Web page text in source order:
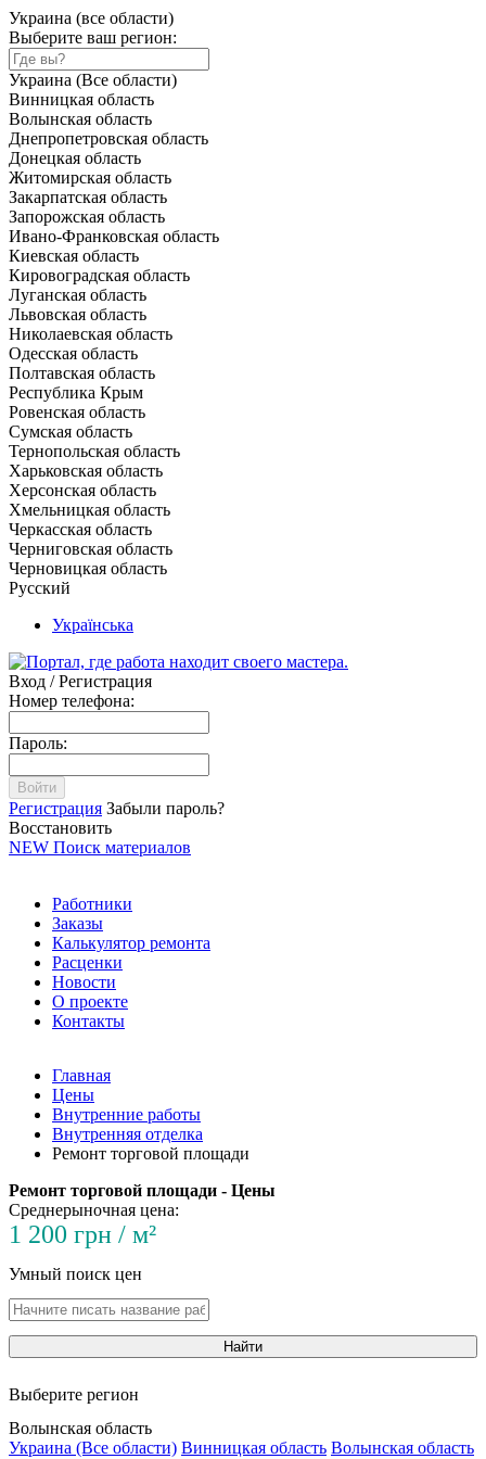
Украина (все области)
Выберите ваш регион:
Украина (Все области)
Винницкая область
Волынская область
Днепропетровская область
Донецкая область
Житомирская область
Закарпатская область
Запорожская область
Ивано-Франковская область
Киевская область
Кировоградская область
Луганская область
Львовская область
Николаевская область
Одесская область
Полтавская область
Республика Крым
Ровенская область
Сумская область
Тернопольская область
Харьковская область
Херсонская область
Хмельницкая область
Черкасская область
Черниговская область
Черновицкая область
Русский
Українська
Вход / Регистрация
Номер телефона:
Пароль:
Войти
Регистрация Забыли пароль?
Восстановить
NEW Поиск материалов
Работники
Заказы
Калькулятор ремонта
Расценки
Новости
О проекте
Контакты
Главная
Цены
Внутренние работы
Внутренняя отделка
Ремонт торговой площади
Ремонт торговой площади - Цены
Среднерыночная цена:
1 200 грн / м²
Умный поиск цен
Найти
Выберите регион
Волынская область
Украина (Все области) Винницкая область Волынская область